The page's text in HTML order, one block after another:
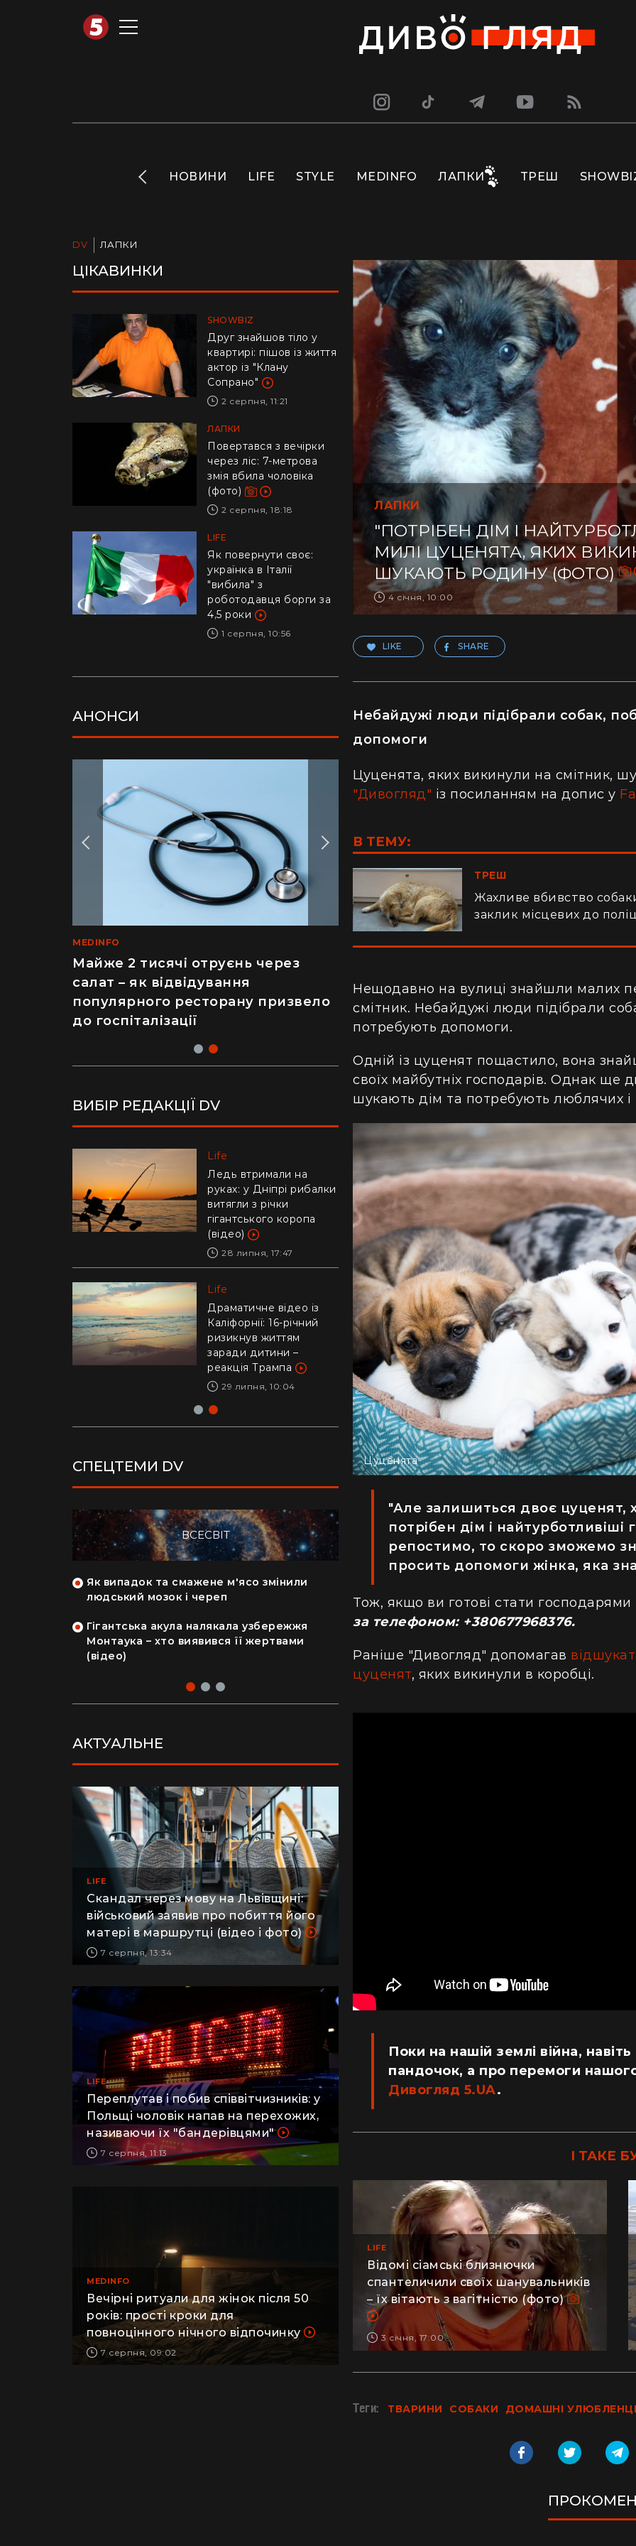
INFO НОВИНИ LIFE STYLE MEDINFO ЛАПКИ ТРЕШ
DV ЛАПКИ
ЦІКАВИНКИ
SHOWBIZ
Друг знайшов тіло у
квартирі: пішов із життя
актор із "Клану
Сопрано"
2 серпня, 11:21
ЛАПКИ
Повертався з вечірки
через ліс: 7-метрова
змія вбила чоловіка
(фото)
2 серпня, 18:18
LIFE
​Як повернути своє:
українка в Італії
"вибила" з
роботодавця борги за
4,5 роки
1 серпня, 10:56
АНОНСИ
LIFE
Рік ремонту хати за $8 тисяч:
українка показала перевтілення
сільського будинку (фото)
MEDINFO
Майже 2 тисячі отруєнь через
салат – як відвідування
популярного ресторану призвело
до госпіталізації
ВИБІР РЕДАКЦІЇ DV
Life
Українців попередили
про аферу з
відключенням
електроенергії
30 липня, 10:57
"Це було дуже
стрьомно": українка
відверто пояснила,
чому покинула Канаду
заради Азії
28 липня, 17:04
Life
Ледь втримали на
руках: у Дніпрі рибалки
витягли з річки
гігантського коропа
(відео)
28 липня, 17:47
Life
Драматичне відео із
Каліфорнії: 16-річний
ризикнув життям
заради дитини –
реакція Трампа
29 липня, 10:04
СПЕЦТЕМИ DV
ВСЕСВІТ
Як випадок та смажене м'ясо змінили
людський мозок і череп
Гігантська акула налякала узбережжя
Монтаука – хто виявився її жертвами
(відео)
ПОДОРОЖІ
"Я відчув, як трясеться земля": перед
сотнями туристів в ущелині впали валуни
(відео)
коштує купити каюту та мешкати в морі
АКТУАЛЬНЕ
LIFE
Скандал через мову на Львівщині:
військовий заявив про побиття його
матері в маршрутці (відео і фото)
7 серпня, 13:34
LIFE
Переплутав і побив співвітчизників: у
Польщі чоловік напав на перехожих,
називаючи їх "бандерівцями"
7 серпня, 11:13
MEDINFO
Вечірні ритуали для жінок після 50
років: прості кроки для
повноцінного нічного відпочинку
7 серпня, 09:02
ЛАПКИ
"ПОТРІБЕН ДІМ І
МИЛІ ЦУЦЕНЯТА, ЯКИХ
ШУКАЮТЬ РОДИНУ (ФОТО)
4 січня, 10:00
LIKE SHARE
Небайдужі люди підібрали собак,
допомоги
Цуценята, яких викинули на смітник,
"Дивогляд" із посиланням на допис у
В ТЕМУ:
ТРЕШ
Жахливе вбивство
заклик місцевих до
Нещодавно на вулиці знайшли малих
смітник. Небайдужі люди підібрали
потребують допомоги.
Одній із цуценят пощастило, вона
своїх майбутніх господарів. Однак ще
шукають дім та потребують люблячих і
Цуценята
"Але залишиться двоє цуценят,
потрібен дім і найтурботливіші
репостимо, то скоро зможемо
просить допомоги жінка, яка
Тож, якщо ви готові стати
за телефоном: +380677968376.
Раніше "Дивогляд" допомагав
цуценят, яких викинули в коробці.
Поки на нашій землі війна,
пандочок, а про перемоги
Дивогляд 5.UA.
І ТАКЕ
LIFE
Відомі сіамські близнючки
спантеличили своїх шанувальників
– їх вітають з вагітністю (фото)
3 січня, 17:00
Теги: ТВАРИНИ СОБАКИ ДОМАШНІ УЛЮБЛЕНЦІ